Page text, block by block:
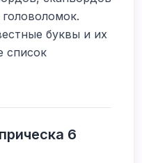
буквы и их
список
6